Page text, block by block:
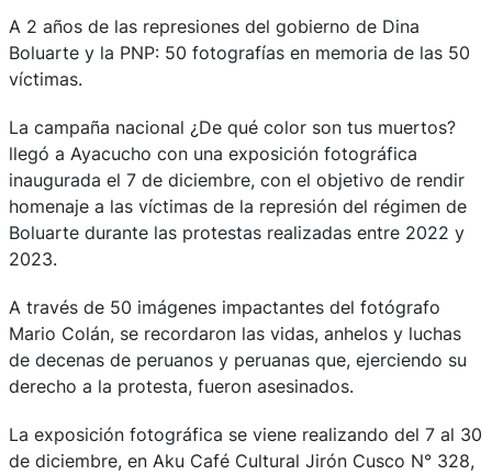
A 2 años de las represiones del gobierno de Dina
Boluarte y la PNP: 50 fotografías en memoria de las 50
víctimas.
La campaña nacional ¿De qué color son tus muertos?
llegó a Ayacucho con una exposición fotográfica
inaugurada el 7 de diciembre, con el objetivo de rendir
homenaje a las víctimas de la represión del régimen de
Boluarte durante las protestas realizadas entre 2022 y
2023.
A través de 50 imágenes impactantes del fotógrafo
Mario Colán, se recordaron las vidas, anhelos y luchas
de decenas de peruanos y peruanas que, ejerciendo su
derecho a la protesta, fueron asesinados.
La exposición fotográfica se viene realizando del 7 al 30
de diciembre, en Aku Café Cultural Jirón Cusco N° 328,